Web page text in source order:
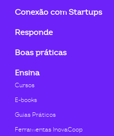
Conexão com Startups
Responde
Boas práticas
Ensina
Cursos
E-books
Guias Práticos
Ferramentas InovaCoop